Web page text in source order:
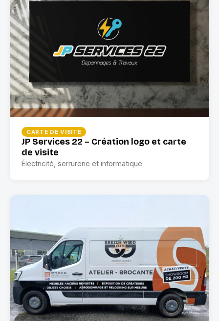
CARTE DE VISITE
JP Services 22 – Création logo et carte
de visite
Électricité, serrurerie et informatique